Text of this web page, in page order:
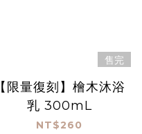
售完
【限量復刻】檜木沐浴
乳 300mL
NT$260